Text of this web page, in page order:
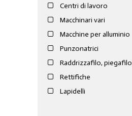
Centri di lavoro
Macchinari vari
Macchine per alluminio
Punzonatrici
Raddrizzafilo, piegafilo
Rettifiche
Lapidelli